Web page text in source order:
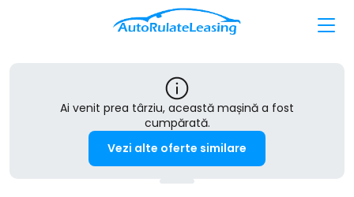
Ai venit prea târziu, această mașină a fost
cumpărată.
Vezi alte oferte similare